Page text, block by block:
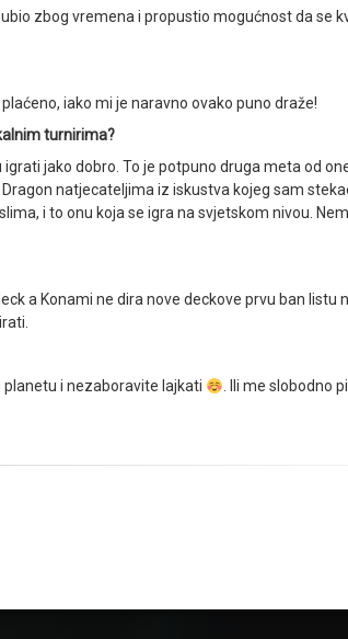
zbog vremena i propustio mogućnost da se
iako mi je naravno ovako puno draže!
turnirima?
jako dobro. To je potpuno druga meta od
natjecateljima iz iskustva kojeg sam
i to onu koja se igra na svjetskom nivou.
a Konami ne dira nove deckove prvu ban listu
i nezaboravite lajkati
. Ili me slobodno